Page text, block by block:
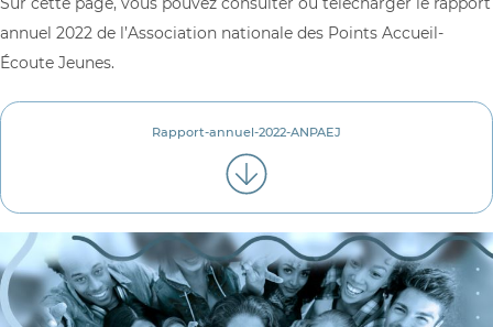
annuel 2022 de l’Association nationale des Points Accueil-
Écoute Jeunes.
Rapport-annuel-2022-ANPAEJ